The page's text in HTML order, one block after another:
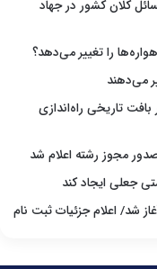
کلان کشور در جهاد
را تغییر می‌دهد؟
می‌دهند
تاریخی راه‌اندازی
مجوز رشته اعلام شد
جعلی ایجاد کند
شد/ اعلام جزئیات ثبت نام